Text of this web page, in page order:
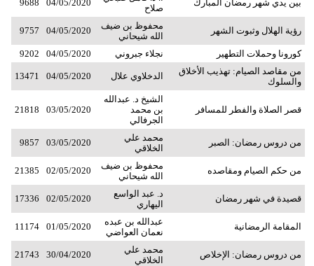
بين يدي شهر رمضان المبارك
صلاح
04/05/2020
9688
رؤية الهلال وثبوت الشهر
محفوظ بن ضيف
الله شيحاني
04/05/2020
9757
كورونا وحملات التطهير نجلاء جبروني 04/05/2020
9202
من مقاصد الصيام: تهذيب الأخلاق
والسلوك
الدخلاوي علال 04/05/2020
13471
قصر الصلاة والفطر للمسافر
الشيخ د. عبدالله
بن محمد
الجرفالي
03/05/2020
21818
من دروس رمضان: الصبر
محمد علي
الخلاقي
03/05/2020
9857
من حكم الصيام ومقاصده
محفوظ بن ضيف
الله شيحاني
02/05/2020
21385
قصيدة في شهر رمضان
د. عبد الواسع
اليهاري
02/05/2020
17336
المقامة الرمضانية
عبدالله بن عبده
نعمان العواضي
01/05/2020
11174
من دروس رمضان: الإخلاص
محمد علي
الخلاقي
30/04/2020
21743